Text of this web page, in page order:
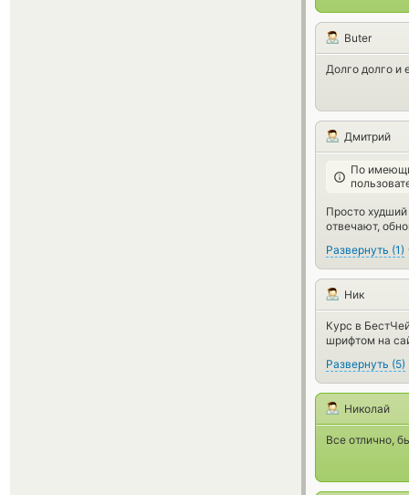
Buter
Долго долго и
Дмитрий
По
Просто
отвечают,
Развернуть (1)
Ник
Курс в
шрифтом на
Развернуть (5)
Николай
Все отлично,